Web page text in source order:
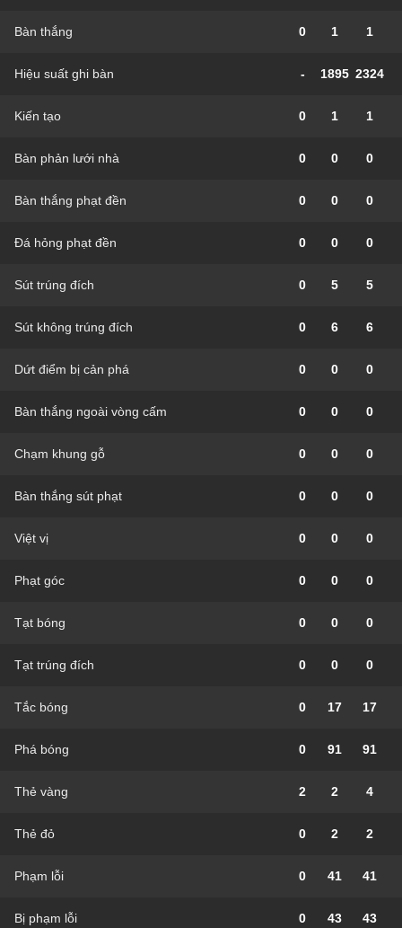
Bàn thắng 0 1 1
Hiệu suất ghi bàn - 1895 2324
Kiến tạo 0 1 1
Bàn phản lưới nhà 0 0 0
Bàn thắng phạt đền 0 0 0
Đá hỏng phạt đền 0 0 0
Sút trúng đích 0 5 5
Sút không trúng đích 0 6 6
Dứt điểm bị cản phá 0 0 0
Bàn thắng ngoài vòng cấm 0 0 0
Chạm khung gỗ 0 0 0
Bàn thắng sút phạt 0 0 0
Việt vị 0 0 0
Phạt góc 0 0 0
Tạt bóng 0 0 0
Tạt trúng đích 0 0 0
Tắc bóng 0 17 17
Phá bóng 0 91 91
Thẻ vàng 2 2 4
Thẻ đỏ 0 2 2
Phạm lỗi 0 41 41
Bị phạm lỗi 0 43 43